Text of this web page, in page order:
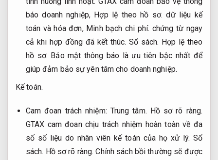
báo doanh nghiệp, Hợp lệ theo hồ sơ. dữ liệu kế
toán và hóa đơn, Minh bạch chi phí. chứng từ ngay
cả khi hợp đồng đã kết thúc. Sổ sách. Hợp lệ theo
hồ sơ. Bảo mật thông báo là ưu tiên bậc nhất để
giúp đảm bảo sự yên tâm cho doanh nghiệp.
Kế toán.
Cam đoan trách nhiệm: Trung tâm. Hồ sơ rõ ràng.
GTAX cam đoan chịu trách nhiệm hoàn toàn về đa
số số liệu do nhân viên kế toán của họ xử lý. Sổ
sách. Hồ sơ rõ ràng. Chính sách bồi thường sẽ được